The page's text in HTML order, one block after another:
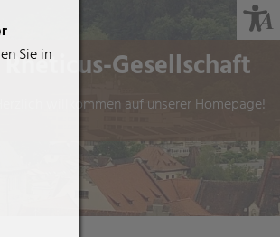
Gesellschaft
willkommen auf unserer Homepage!
Sie in